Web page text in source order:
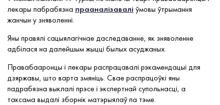
лекары пабрабязна прааналізавалі ўмовы ўтрымання
жанчын у зняволенні.
Яны правялі сацыялагічнае даследаванне, як зняволенне
адбілася на далейшым жыцці былых асуджаных.
Правабааронцы і лекары распрацавалі рэкамендацыі для
дзяржавы, што варта змяніць. Свае распрацоўкі яны
падрабязна выклалі прэсе і экспертнай супольнасці, а
таксама выдалі зборнік матэрыялаў па тэме.